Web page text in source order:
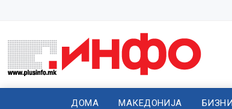
ДОМА МАКЕДОНИЈА